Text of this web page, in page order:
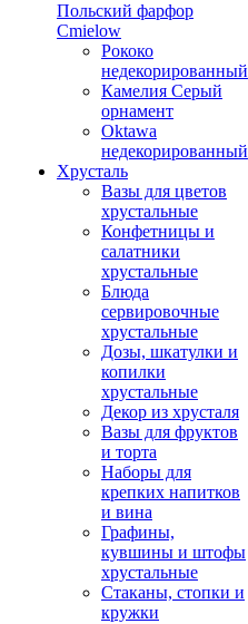
Польский фарфор
Сmielow
Рококо
недекорированный
Камелия Серый
орнамент
Oktawa
недекорированный
Хрусталь
Вазы для цветов
хрустальные
Конфетницы и
салатники
хрустальные
Блюда
сервировочные
хрустальные
Дозы, шкатулки и
копилки
хрустальные
Декор из хрусталя
Вазы для фруктов
и торта
Наборы для
крепких напитков
и вина
Графины,
кувшины и штофы
хрустальные
Стаканы, стопки и
кружки